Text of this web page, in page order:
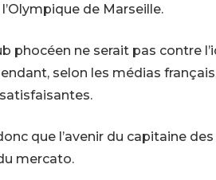
de Marseille.
phocéen ne serait pas contre
selon les médias
que l’avenir du capitaine
mercato.